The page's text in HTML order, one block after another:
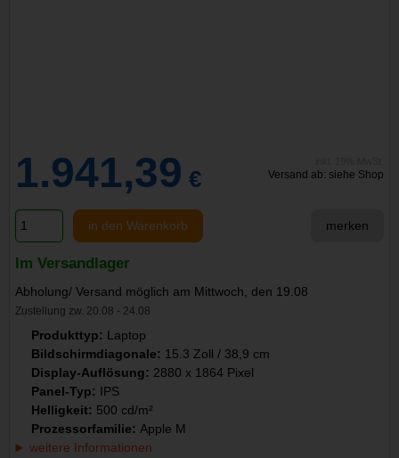
1.941,39 € Versand ab: siehe Shop
in den Warenkorb merken
Im Versandlager
Abholung/ Versand möglich am Mittwoch, den 19.08
Zustellung zw. 20.08 - 24.08
Produkttyp: Laptop
Bildschirmdiagonale: 15.3 Zoll / 38,9 cm
Display-Auflösung: 2880 x 1864 Pixel
Panel-Typ: IPS
Helligkeit: 500 cd/m²
Prozessorfamilie: Apple M
weitere Informationen